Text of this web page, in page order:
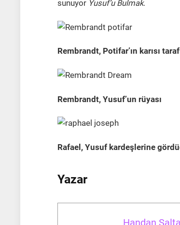
sunuyor Yusuf’u Bulmak.
Rembrandt, Potifar’ın karısı
Rembrandt, Yusuf’un rüyası
Rafael, Yusuf kardeşlerine
Yazar